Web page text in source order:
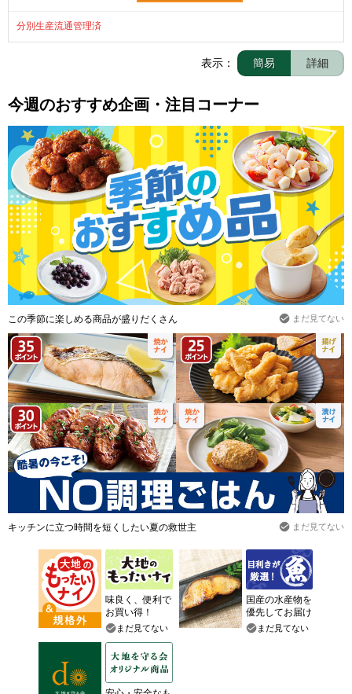
分別生産流通管理済
表示： 簡易 詳細
今週のおすすめ企画・注目コーナー
この季節に楽しめる商品が盛りだくさん まだ見てない
キッチンに立つ時間を短くしたい夏の救世主 まだ見てない
味良く、便利で
お買い得！
まだ見てない
国産の水産物を
優先してお届け
まだ見てない